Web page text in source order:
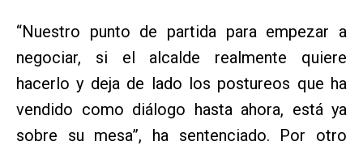
“Nuestro punto de partida para empezar a
negociar, si el alcalde realmente quiere
hacerlo y deja de lado los postureos que ha
vendido como diálogo hasta ahora, está ya
sobre su mesa”, ha sentenciado. Por otro